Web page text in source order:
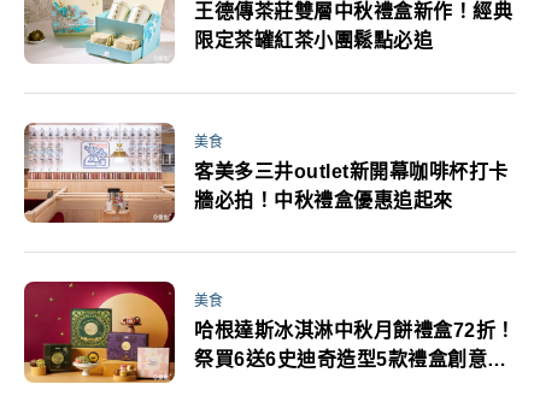
王德傳茶莊雙層中秋禮盒新作！經典
限定茶罐紅茶小團鬆點必追
美食
客美多三井outlet新開幕咖啡杯打卡
牆必拍！中秋禮盒優惠追起來
美食
哈根達斯冰淇淋中秋月餅禮盒72折！
祭買6送6史迪奇造型5款禮盒創意萌